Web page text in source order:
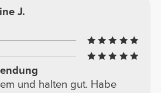
J.
und halten gut. Habe